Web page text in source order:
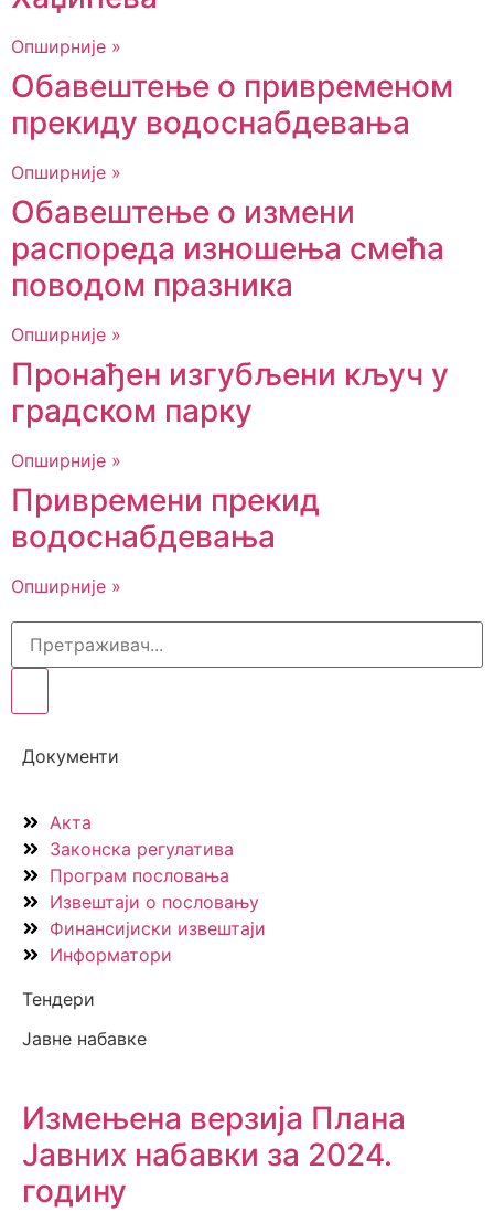
Опширније »
Обавештење о привременом
прекиду водоснабдевања
Опширније »
Обавештење о измени
распореда изношења смећа
поводом празника
Опширније »
Пронађен изгубљени кључ у
градском парку
Опширније »
Привремени прекид
водоснабдевања
Опширније »
Документи
Акта
Законска регулатива
Програм пословања
Извештаји о пословању
Финансијиски извештаји
Информатори
Тендери
Јавне набавке
Измењенa верзијa Плана
Јавних набавки за 2024.
годину